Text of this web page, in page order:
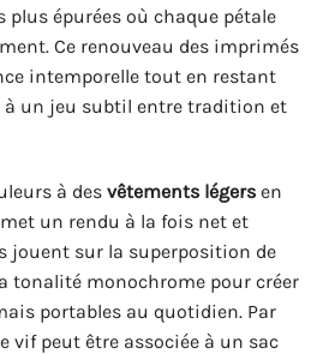
épurées où chaque pétale
Ce renouveau des imprimés
intemporelle tout en restant
à un jeu subtil entre tradition et
à des vêtements légers en
un rendu à la fois net et
jouent sur la superposition de
tonalité monochrome pour créer
portables au quotidien. Par
vif peut être associée à un sac